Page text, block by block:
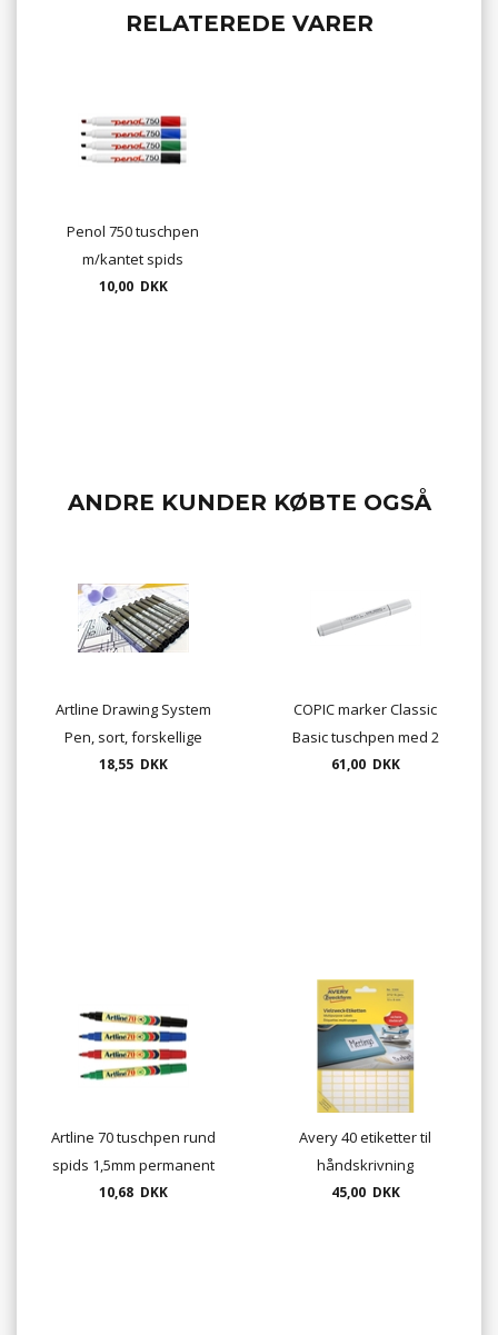
RELATEREDE VARER
Penol 750 tuschpen
m/kantet spids
permanent sprit tusch
10,00 DKK
ANDRE KUNDER KØBTE OGSÅ
Artline Drawing System
Pen, sort, forskellige
tykkelser
18,55 DKK
COPIC marker Classic
Basic tuschpen med 2
spidser. Ring for
61,00 DKK
Artline 70 tuschpen rund
spids 1,5mm permanent
marker
10,68 DKK
Avery 40 etiketter til
håndskrivning
multietiketter - mange
45,00 DKK